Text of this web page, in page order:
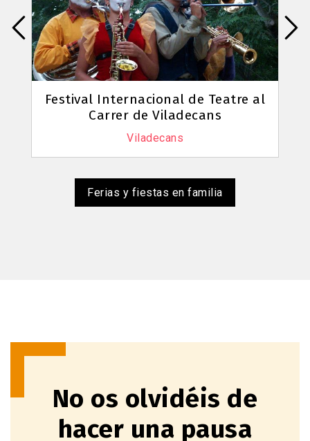
Festival Internacional de Teatre al
Carrer de Viladecans
Viladecans
Ferias y fiestas en familia
No os olvidéis de
hacer una pausa